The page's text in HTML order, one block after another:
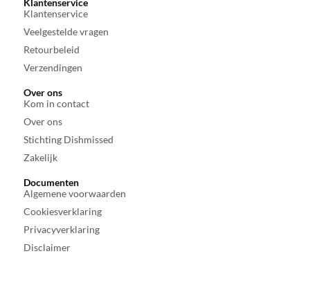
Klantenservice
Klantenservice
Veelgestelde vragen
Retourbeleid
Verzendingen
Over ons
Kom in contact
Over ons
Stichting Dishmissed
Zakelijk
Documenten
Algemene voorwaarden
Cookiesverklaring
Privacyverklaring
Disclaimer